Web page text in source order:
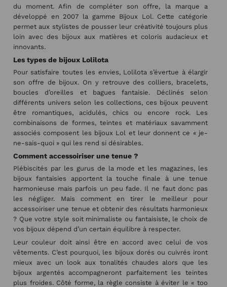
du moment. Afin de compléter son offre, la marque a
développé en 2007 la gamme Bijoux Lol. Cette catégorie
permet aux stylistes de pousser leur créativité toujours plus
loin avec des bijoux aux matières et coloris audacieux et
innovants.
Les types de bijoux Lolilota
Pour satisfaire toutes les envies, Lolilota s’évertue à élargir
son offre de bijoux. On y retrouve des colliers, bracelets,
boucles d’oreilles et bagues fantaisie. Déclinés selon
différents univers selon les collections, ces bijoux peuvent
être romantiques, acidulés, chics ou encore rock. Les
combinaisons de formes, teintes et matériaux savamment
associés composent les bijoux Lol et leur donnent ce « je-
ne-sais-quoi » qui les rend si désirables.
Comment accessoiriser une tenue ?
Plébiscités par les gurus de la mode et les magazines, les
bijoux fantaisies apportent la touche finale à une tenue
harmonieuse mais parfois un peu fade. Il ne faut donc pas
les négliger. Mais comment en tirer le meilleur pour
accessoiriser une tenue et obtenir des résultats harmonieux
? Que votre style soit minimaliste ou fantaisiste, le choix de
vos bijoux dépend d’un certain équilibre à respecter.
Leur couleur doit ainsi être en accord avec celui de vos
vêtements. C’est pourquoi, les bijoux dorés ou cuivrés iront
mieux avec un look aux tonalités chaudes alors que les
bijoux argentés accompagneront parfaitement les teintes
plus froides. Côté forme, la règle consiste à éviter le « too